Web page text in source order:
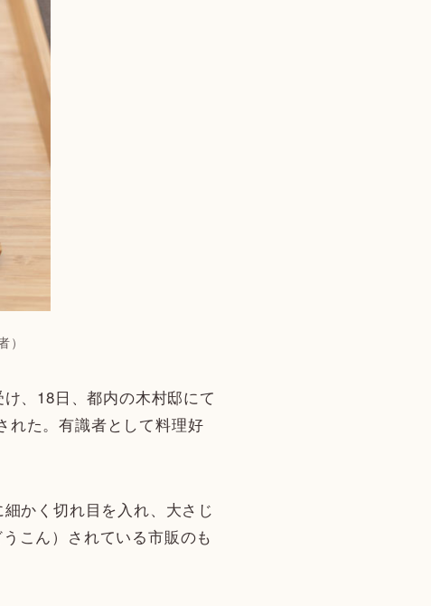
け、18日、都内の木村邸にて
れた。有識者として料理好
かく切れ目を入れ、大さじ
こん）されている市販のも